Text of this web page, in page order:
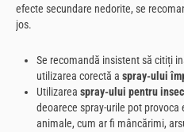
efecte secundare nedorite, se
jos.
Se recomandă insistent să citiți
utilizarea corectă a spray-ului
Utilizarea spray-ului pentru
deoarece spray-urile pot
animale, cum ar fi mâncărimi,